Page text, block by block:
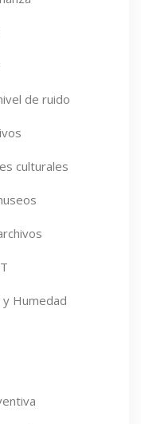
de ruido
culturales
Humedad